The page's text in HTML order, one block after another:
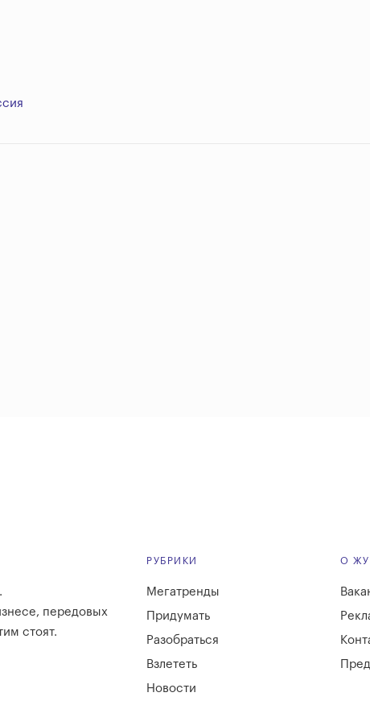
передовых
стоят.
РУБРИКИ
Мегатренды
Придумать
Разобраться
Взлететь
Новости
О